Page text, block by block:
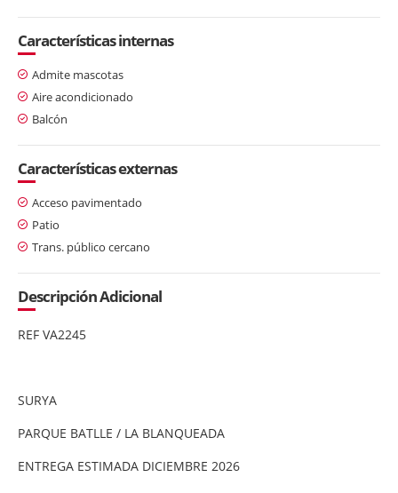
Características internas
Admite mascotas
Aire acondicionado
Balcón
Características externas
Acceso pavimentado
Patio
Trans. público cercano
Descripción Adicional
REF VA2245
SURYA
PARQUE BATLLE / LA BLANQUEADA
ENTREGA ESTIMADA DICIEMBRE 2026